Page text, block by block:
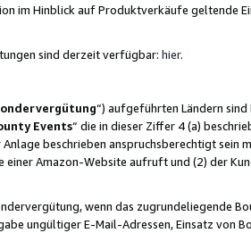
im Hinblick auf Produktverkäufe geltende
sind derzeit verfügbar: hier.
“) aufgeführten Ländern
Events“ die in dieser Ziffer 4 (a)
beschrieben anspruchsberechtigt sein
einer Amazon-Website aufruft und (2) der
wenn das zugrundeliegende
ungültiger E-Mail-Adressen, Einsatz von